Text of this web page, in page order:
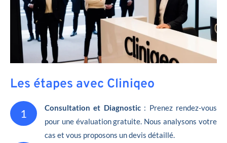
Les étapes avec Cliniqeo
1 Consultation et Diagnostic: Prenez rendez-vous
pour une évaluation gratuite. Nous analysons votre
cas et vous proposons un devis détaillé.